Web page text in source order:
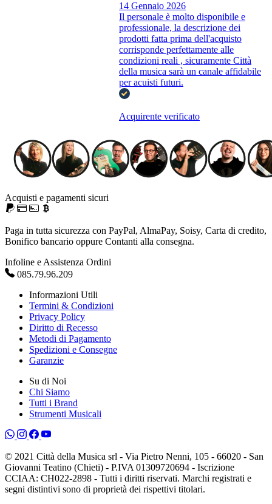
14 Gennaio 2026
Il personale è molto disponibile e
professionale, la descrizione dei
prodotti fatta prima dell'acquisto
corrisponde perfettamente alle
condizioni reali , sicuramente Città
della musica sarà un canale affidabile
per acuisti futuri.
Acquirente verificato
Acquisti e pagamenti sicuri
Paga in tutta sicurezza con PayPal, AlmaPay, Soisy, Carta di credito,
Bonifico bancario oppure Contanti alla consegna.
Infoline e Assistenza Ordini
085.79.96.209
Informazioni Utili
Termini & Condizioni
Privacy Policy
Diritto di Recesso
Metodi di Pagamento
Spedizioni e Consegne
Garanzie
Su di Noi
Chi Siamo
Tutti i Brand
Strumenti Musicali
© 2021 Città della Musica srl - Via Pietro Nenni, 105 - 66020 - San
Giovanni Teatino (Chieti) - P.IVA 01309720694 - Iscrizione
CCIAA: CH022-2898 - Tutti i diritti riservati. Marchi registrati e
segni distintivi sono di proprietà dei rispettivi titolari.